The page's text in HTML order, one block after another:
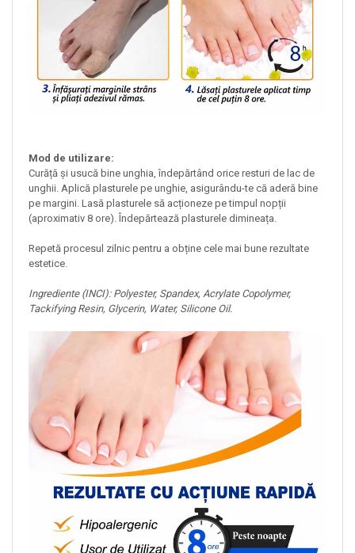
Mod de utilizare:
Curăță și usucă bine unghia, îndepărtând orice resturi de lac de
unghii. Aplică plasturele pe unghie, asigurându-te că aderă bine
pe margini. Lasă plasturele să acționeze pe timpul nopții
(aproximativ 8 ore). Îndepărtează plasturele dimineața.
Repetă procesul zilnic pentru a obține cele mai bune rezultate
estetice.
Ingrediente (INCI): Polyester, Spandex, Acrylate Copolymer,
Tackifying Resin, Glycerin, Water, Silicone Oil.